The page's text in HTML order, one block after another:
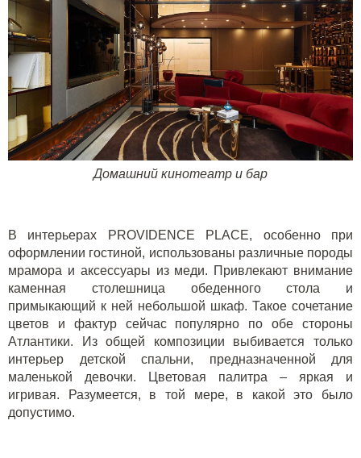
Домашний кинотеатр и бар
В интерьерах PROVIDENCE PLACE, особенно при
оформлении гостиной, использованы различные породы
мрамора и аксессуары из меди. Привлекают внимание
каменная столешница обеденного стола и
примыкающий к ней небольшой шкаф. Такое сочетание
цветов и фактур сейчас популярно по обе стороны
Атлантики. Из общей композиции выбивается только
интерьер детской спальни, предназначенной для
маленькой девочки. Цветовая палитра – яркая и
игривая. Разумеется, в той мере, в какой это было
допустимо.